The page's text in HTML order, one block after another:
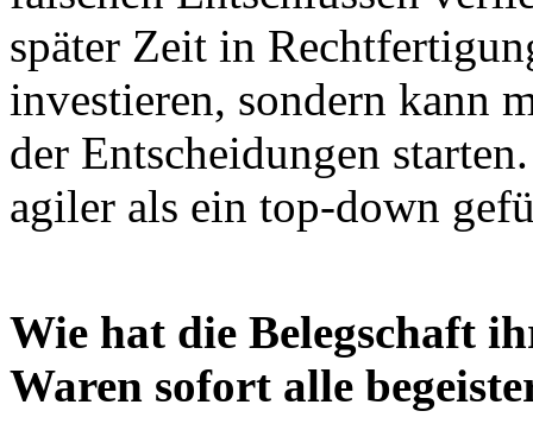
später Zeit in
investieren, sondern kann
der Entscheidungen
agiler als ein top-down
Wie hat die Belegschaft
Waren sofort alle